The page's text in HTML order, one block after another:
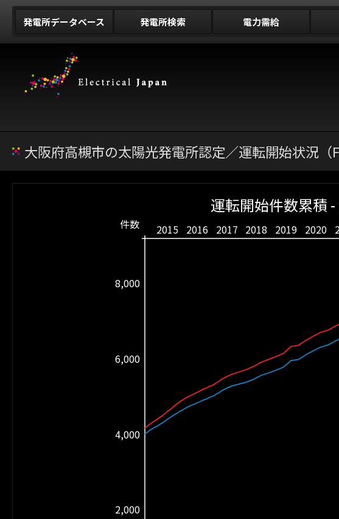
発電所データベース 発電所検索 電力需給
大阪府高槻市の太陽光発電所認定／運転開始状況（
2015 2016 2017 2018 2019 2020
2,000
4,000
6,000
8,000
件数
運転開始件数累積